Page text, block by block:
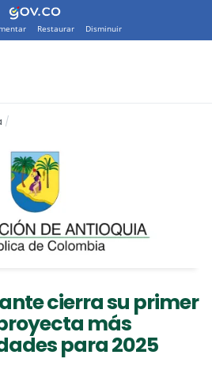
Restaurar Disminuir
cierra su primer
más
para 2025